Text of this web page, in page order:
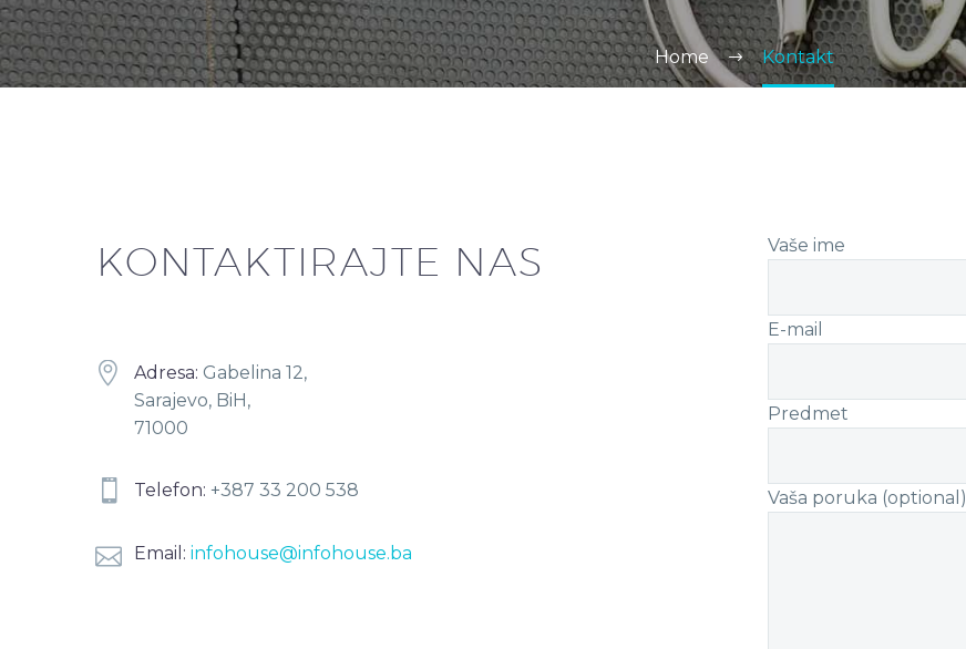
Home Kontakt
KONTAKTIRAJTE NAS

 Adresa: Gabelina 12,
Sarajevo, BiH,
71000

 Telefon: +387 33 200 538

 Email: infohouse@infohouse.ba
Vaše ime
E-mail
Predmet
Vaša poruka (optional)